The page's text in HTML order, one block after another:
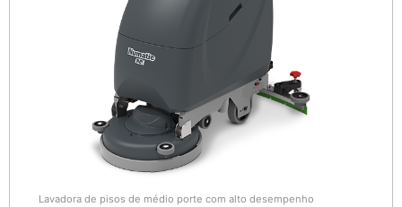
Lavadora de pisos de médio porte com alto desempenho